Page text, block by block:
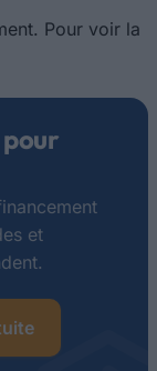
Pour voir la
et